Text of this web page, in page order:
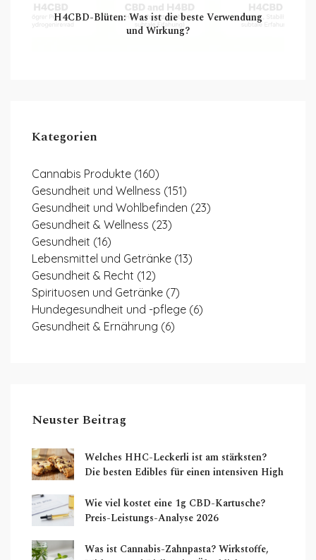
H4CBD-Blüten: Was ist die beste Verwendung
und Wirkung?
Kategorien
Cannabis Produkte (160)
Gesundheit und Wellness (151)
Gesundheit und Wohlbefinden (23)
Gesundheit & Wellness (23)
Gesundheit (16)
Lebensmittel und Getränke (13)
Gesundheit & Recht (12)
Spirituosen und Getränke (7)
Hundegesundheit und -pflege (6)
Gesundheit & Ernährung (6)
Neuster Beitrag
Welches HHC-Leckerli ist am stärksten?
Die besten Edibles für einen intensiven High
Wie viel kostet eine 1g CBD-Kartusche?
Preis-Leistungs-Analyse 2026
Was ist Cannabis-Zahnpasta? Wirkstoffe,